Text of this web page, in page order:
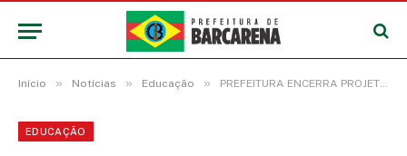
Início » Notícias » Educação » PREFEITURA ENCERRA PROJETO NATAL DA GENTE COM SUCESSO NA EDIÇÃO 2024
EDUCAÇÃO